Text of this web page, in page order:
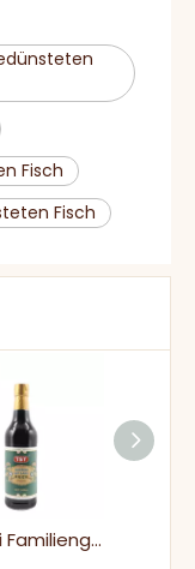
Fisch
Fisch
Umami Familiengröße Pilz Sojasauce für Nudeln